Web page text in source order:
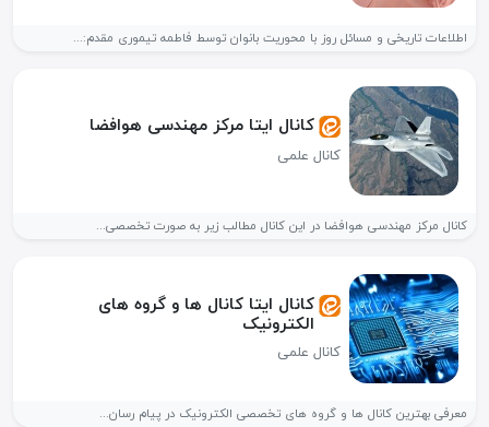
اطلاعات تاریخی و مسائل روز با محوریت بانوان توسط فاطمه تیموری مقدم:...
کانال ایتا مرکز مهندسی هوافضا
کانال علمی
کانال مرکز مهندسی هوافضا در این کانال مطالب زیر به صورت تخصصی...
کانال ایتا کانال ها و گروه های
الکترونیک
کانال علمی
معرفی بهترین کانال ها و گروه های تخصصی الکترونیک در پیام رسان...